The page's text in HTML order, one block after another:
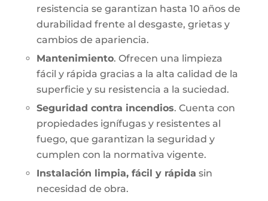
resistencia se garantizan hasta 10 años de
durabilidad frente al desgaste, grietas y
cambios de apariencia.
Mantenimiento. Ofrecen una limpieza
fácil y rápida gracias a la alta calidad de la
superficie y su resistencia a la suciedad.
Seguridad contra incendios. Cuenta con
propiedades ignífugas y resistentes al
fuego, que garantizan la seguridad y
cumplen con la normativa vigente.
Instalación limpia, fácil y rápida sin
necesidad de obra.